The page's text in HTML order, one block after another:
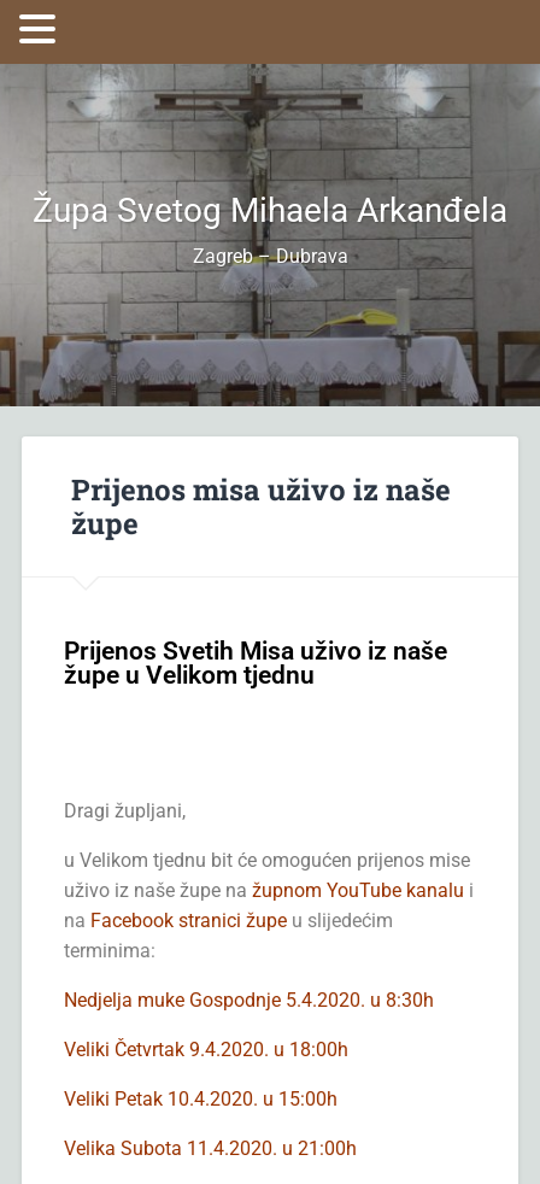
Župa Svetog Mihaela Arkanđela
Zagreb – Dubrava
Prijenos misa uživo iz naše
župe
Prijenos Svetih Misa uživo iz naše
župe u Velikom tjednu
Dragi župljani,
u Velikom tjednu bit će omogućen prijenos mise
uživo iz naše župe na župnom YouTube kanalu i
na Facebook stranici župeu slijedećim
terminima:
Nedjelja muke Gospodnje 5.4.2020. u 8:30h
Veliki Četvrtak 9.4.2020. u 18:00h
Veliki Petak 10.4.2020. u 15:00h
Velika Subota 11.4.2020. u 21:00h